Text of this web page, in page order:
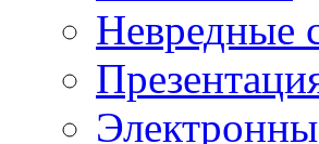
Невредные